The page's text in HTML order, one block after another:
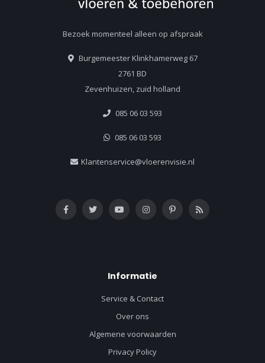
Bezoek momenteel alleen op afspraak
Burgemeester Klinkhamerweg 67
2761 BD
Zevenhuizen, zuid holland
085 06 03 593
085 06 03 593
Klantenservice@vloerenvisie.nl
Informatie
Service & Contact
Over ons
Algemene voorwaarden
Privacy Policy